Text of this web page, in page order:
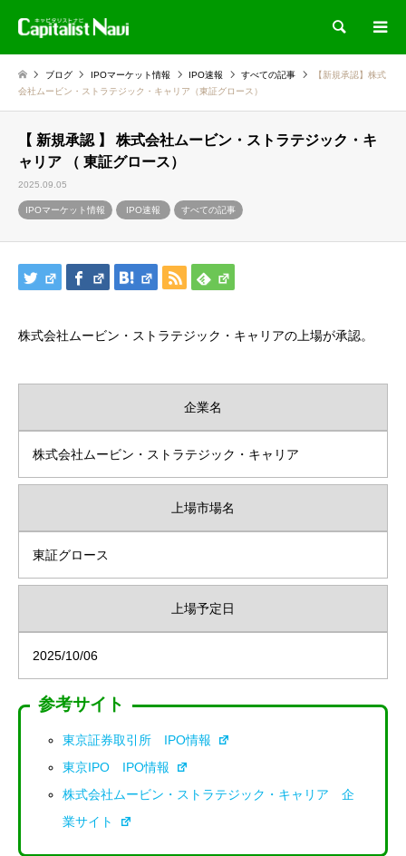
検索
ブログ IPOマーケット情報 IPO速報 すべての記事
【新規承認】株式
会社ムービン・ストラテジック・キャリア（東証グロース）
【 新規承認 】 株式会社ムービン・ストラテジック・キ
ャリア （ 東証グロース）
2025.09.05
IPOマーケット情報 IPO速報 すべての記事
株式会社ムービン・ストラテジック・キャリアの上場が承認。
企業名
株式会社ムービン・ストラテジック・キャリア
上場市場名
東証グロース
上場予定日
2025/10/06
参考サイト
東京証券取引所 IPO情報
東京IPO IPO情報
株式会社ムービン・ストラテジック・キャリア 企
業サイト